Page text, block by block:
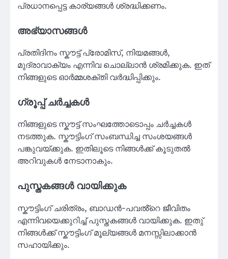
പ്രധാനപ്പെട്ട കാര്യങ്ങൾ ശ്രദ്ധിക്കണം.
അഭ്യാസങ്ങൾ
പ്രതിദിനം സ്കൗട്ട് പ്രോമിസ്, നിയമങ്ങൾ,
മുദ്രാവാക്യം എന്നിവ ചൊല്ലാൻ ശ്രമിക്കുക. ഇത്
നിങ്ങളുടെ ഓർമ്മശക്തി വർദ്ധിപ്പിക്കും.
ഗ്രൂപ്പ് ചർച്ചകൾ
നിങ്ങളുടെ സ്കൗട്ട് സംഘത്തോടൊപ്പം ചർച്ചകൾ
നടത്തുക. സ്കൗട്ടിംഗ് സംബന്ധിച്ച സംശയങ്ങൾ
പങ്കുവയ്ക്കുക. ഇതിലൂടെ നിങ്ങൾക്ക് കൂടുതൽ
അറിവുകൾ നേടാനാകും.
പുസ്തകങ്ങൾ വായിക്കുക
സ്കൗട്ടിംഗ് ചരിത്രം, ബാഡൻ-പവൽ്റെ ജീവിതം
എന്നിവയെക്കുറിച്ച് പുസ്തകങ്ങൾ വായിക്കുക. ഇതു്
നിങ്ങൾക്ക് സ്കൗട്ടിംഗ് മൂല്യങ്ങൾ മനസ്സിലാക്കാൻ
സഹായിക്കും.